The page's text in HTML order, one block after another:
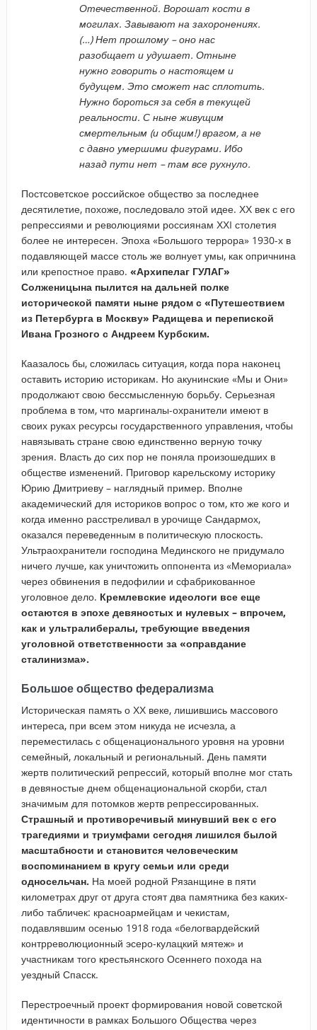
Отечественной. Ворошат кости в
могилах. Завывают на захоронениях.
(…) Нет прошлому – оно нас
разобщает и удушает. Отныне
нужно говорить о настоящем и
будущем. Это сможет нас сплотить.
Нужно бороться за себя в текущей
реальности. С ныне живущим
смертельным (и общим!) врагом, а не
с давно умершими фигурами. Ибо
назад пути нет – там все рухнуло.
Постсоветское российское общество за последнее
десятилетие, похоже, последовало этой идее. ХХ век с его
репрессиями и революциями россиянам ХХI столетия
более не интересен. Эпоха «Большого террора» 1930-х в
подавляющей массе столь же волнует умы, как опричнина
или крепостное право. «Архипелаг ГУЛАГ»
Солженицына пылится на дальней полке
исторической памяти ныне рядом с «Путешествием
из Петербурга в Москву» Радищева и перепиской
Ивана Грозного с Андреем Курбским.
Каазалось бы, сложилась ситуация, когда пора наконец
оставить историю историкам. Но акунинские «Мы и Они»
продолжают свою бессмысленную борьбу. Серьезная
проблема в том, что маргиналы-охранители имеют в
своих руках ресурсы государственного управления, чтобы
навязывать стране свою единственно верную точку
зрения. Власть до сих пор не поняла произошедших в
обществе изменений. Приговор карельскому историку
Юрию Дмитриеву – наглядный пример. Вполне
академический для историков вопрос о том, кто же кого и
когда именно расстреливал в урочище Сандармох,
оказался переведенным в политическую плоскость.
Ультраохранители господина Мединского не придумало
ничего лучше, как уничтожить оппонента из «Мемориала»
через обвинения в педофилии и сфабрикованное
уголовное дело. Кремлевские идеологи все еще
остаются в эпохе девяностых и нулевых – впрочем,
как и ультралибералы, требующие введения
уголовной ответственности за «оправдание
сталинизма».
Большое общество федерализма
Историческая память о ХХ веке, лишившись массового
интереса, при всем этом никуда не исчезла, а
переместилась с общенационального уровня на уровни
семейный, локальный и региональный. День памяти
жертв политический репрессий, который вполне мог стать
в девяностые днем общенациональной скорби, стал
значимым для потомков жертв репрессированных.
Страшный и противоречивый минувший век с его
трагедиями и триумфами сегодня лишился былой
масштабности и становится человеческим
воспоминанием в кругу семьи или среди
односельчан. На моей родной Рязанщине в пяти
километрах друг от друга стоят два памятника без каких-
либо табличек: красноармейцам и чекистам,
подавлявшим осенью 1918 года «белогвардейский
контрреволюционный эсеро-кулацкий мятеж» и
участникам того крестьянского Осеннего похода на
уездный Спасск.
Перестроечный проект формирования новой советской
идентичности в рамках Большого Общества через